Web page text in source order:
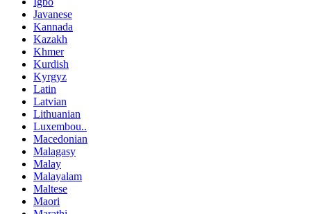
Javanese
Kannada
Kazakh
Khmer
Kurdish
Kyrgyz
Latin
Latvian
Lithuanian
Luxembou..
Macedonian
Malagasy
Malay
Malayalam
Maltese
Maori